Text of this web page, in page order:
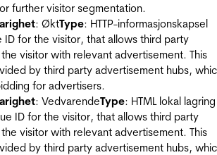
further visitor segmentation.
: ØktType: HTTP-informasjonskapsel
ID for the visitor, that allows third party
visitor with relevant advertisement. This
by third party advertisement hubs,
for advertisers.
: VedvarendeType: HTML lokal lagring
ID for the visitor, that allows third party
visitor with relevant advertisement. This
by third party advertisement hubs,